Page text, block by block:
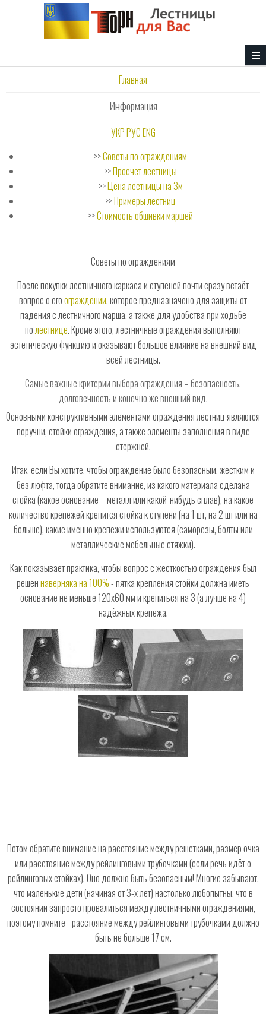
Перейти к основному содержанию
Главная
Информация
УКРРУСENG
>>Советы по ограждениям
>>Просчет лестницы
>>Цена лестницы на 3м
>>Примеры лестниц
>>Стоимость обшивки маршей
Советы по ограждениям
После покупки лестничного каркаса и ступеней почти сразу встаёт
вопрос о егоограждении, которое предназначено для защиты от
падения с лестничного марша, а также для удобства при ходьбе
полестнице. Кроме этого, лестничные ограждения выполняют
эстетическую функцию и оказывают большое влияние на внешний вид
всей лестницы.
Самые важные критерии выбора ограждения – безопасность,
долговечность и конечно же внешний вид.
Основными конструктивными элементами ограждения лестниц являются
поручни, стойки ограждения, а также элементы заполнения в виде
стержней.
Итак, если Вы хотите, чтобы ограждение было безопасным, жестким и
без люфта, тогда обратите внимание, из какого материала сделана
стойка (какое основание – металл или какой-нибудь сплав), на какое
количество крепежей крепится стойка к ступени (на 1 шт, на 2 шт или на
больше), какие именно крепежи используются (саморезы, болты или
металлические мебельные стяжки).
Как показывает практика, чтобы вопрос с жесткостью ограждения был
решеннаверняка на 100%- пятка крепления стойки должна иметь
основание не меньше 120х60 мм и крепиться на 3 (а лучше на 4)
надёжных крепежа.
Потом обратите внимание на расстояние между решетками, размер очка
или расстояние между рейлинговыми трубочками (если речь идёт о
рейлинговых стойках). Оно должно быть безопасным! Многие забывают,
что маленькие дети (начиная от 3-х лет) настолько любопытны, что в
состоянии запросто провалиться между лестничными ограждениями,
поэтому помните - расстояние между рейлинговыми трубочками должно
быть не больше 17 см.